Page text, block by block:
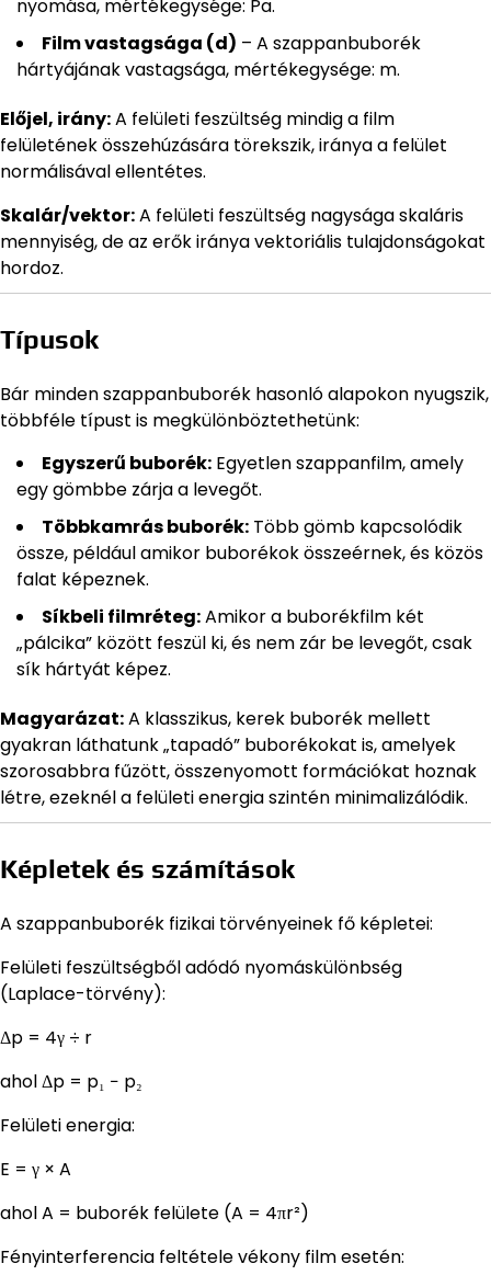
nyomása, mértékegysége: Pa.
Film vastagsága (d) – A szappanbuborék
hártyájának vastagsága, mértékegysége: m.
Előjel, irány:A felületi feszültség mindig a film
felületének összehúzására törekszik, iránya a felület
normálisával ellentétes.
Skalár/vektor:A felületi feszültség nagysága skaláris
mennyiség, de az erők iránya vektoriális tulajdonságokat
hordoz.
Típusok
Bár minden szappanbuborék hasonló alapokon nyugszik,
többféle típust is megkülönböztethetünk:
Egyszerű buborék: Egyetlen szappanfilm, amely
egy gömbbe zárja a levegőt.
Többkamrás buborék: Több gömb kapcsolódik
össze, például amikor buborékok összeérnek, és közös
falat képeznek.
Síkbeli filmréteg:Amikor a buborékfilm két
„pálcika” között feszül ki, és nem zár be levegőt, csak
sík hártyát képez.
Magyarázat:A klasszikus, kerek buborék mellett
gyakran láthatunk „tapadó” buborékokat is, amelyek
szorosabbra fűzött, összenyomott formációkat hoznak
létre, ezeknél a felületi energia szintén minimalizálódik.
Képletek és számítások
A szappanbuborék fizikai törvényeinek fő képletei:
Felületi feszültségből adódó nyomáskülönbség
(Laplace-törvény):
Δp = 4γ ÷ r
ahol Δp = p₁ − p₂
Felületi energia:
E = γ × A
ahol A = buborék felülete (A = 4πr²)
Fényinterferencia feltétele vékony film esetén: